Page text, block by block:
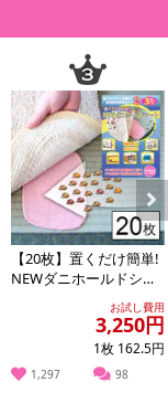
【20枚】置くだけ簡単!
NEWダニホールドシー
お試し費用
3,250円
1枚 162.5円
1,297 98
Next